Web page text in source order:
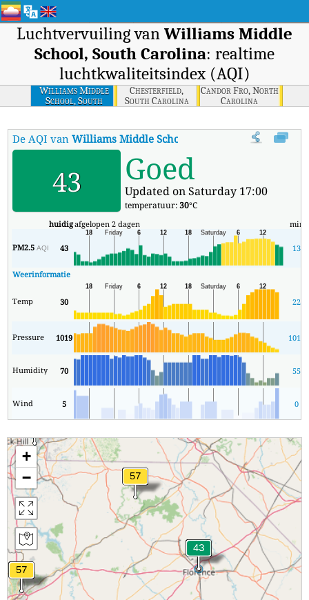
Luchtvervuiling van Williams Middle
School, South Carolina: realtime
luchtkwaliteitsindex (AQI)
Williams Middle
School, South
Carolina
Chesterfield,
South Carolina
Candor Fro, North
Carolina
De AQI vanWilliams Middle School, South Carolina :De
43 Goed
Updated on Saturday 17:00
temperatuur:30°C
huidigafgelopen 2 dagen min
PM2.5AQI 43 13
Weerinformatie
Temp 30 22
Pressure 1019 1019
Humidity 70 55
Wind 5 0
+
−